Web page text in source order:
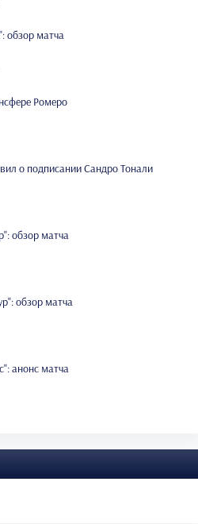
обзор матча
Ромеро
о подписании Сандро Тонали
обзор матча
обзор матча
анонс матча